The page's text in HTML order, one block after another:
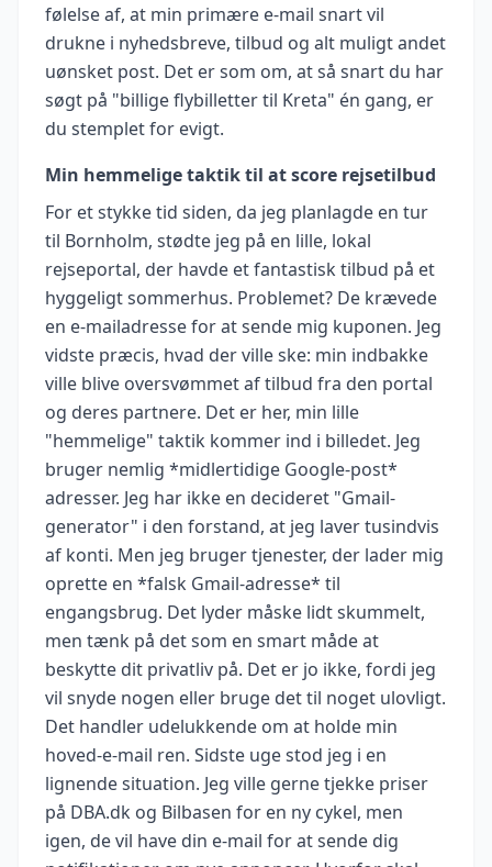
følelse af, at min primære e-mail snart vil
drukne i nyhedsbreve, tilbud og alt muligt andet
uønsket post. Det er som om, at så snart du har
søgt på "billige flybilletter til Kreta" én gang, er
du stemplet for evigt.
Min hemmelige taktik til at score rejsetilbud
For et stykke tid siden, da jeg planlagde en tur
til Bornholm, stødte jeg på en lille, lokal
rejseportal, der havde et fantastisk tilbud på et
hyggeligt sommerhus. Problemet? De krævede
en e-mailadresse for at sende mig kuponen. Jeg
vidste præcis, hvad der ville ske: min indbakke
ville blive oversvømmet af tilbud fra den portal
og deres partnere. Det er her, min lille
"hemmelige" taktik kommer ind i billedet. Jeg
bruger nemlig *midlertidige Google-post*
adresser. Jeg har ikke en decideret "Gmail-
generator" i den forstand, at jeg laver tusindvis
af konti. Men jeg bruger tjenester, der lader mig
oprette en *falsk Gmail-adresse* til
engangsbrug. Det lyder måske lidt skummelt,
men tænk på det som en smart måde at
beskytte dit privatliv på. Det er jo ikke, fordi jeg
vil snyde nogen eller bruge det til noget ulovligt.
Det handler udelukkende om at holde min
hoved-e-mail ren. Sidste uge stod jeg i en
lignende situation. Jeg ville gerne tjekke priser
på DBA.dk og Bilbasen for en ny cykel, men
igen, de vil have din e-mail for at sende dig